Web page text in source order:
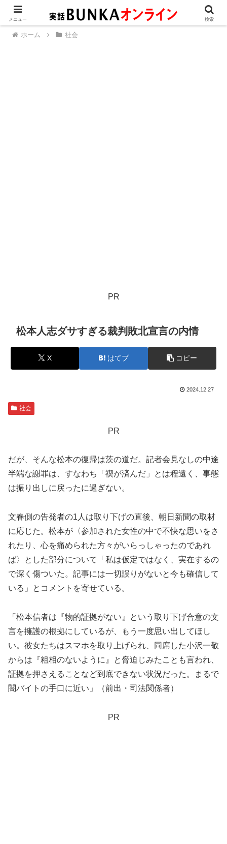
ホーム 社会
PR
松本人志ダサすぎる裁判敗北宣言の内情
X はてブ コピー
2024.12.27
社会
PR
だが、そんな松本の復帰は茨の道だ。記者会見なしの中途
半端な謝罪は、すなわち「禊が済んだ」とは程遠く、事態
は振り出しに戻ったに過ぎない。
文春側の告発者の1人は取り下げの直後、朝日新聞の取材
に応じた。松本が〈参加された女性の中で不快な思いをさ
れたり、心を痛められた方々がいらっしゃったのであれ
ば〉とした部分について「私は仮定ではなく、実在するの
で深く傷ついた。記事には一切誤りがないと今も確信して
いる」とコメントを寄せている。
「松本信者は『物的証拠がない』という取り下げ合意の文
言を擁護の根拠にしているが、もう一度思い出してほし
い。彼女たちはスマホを取り上げられ、同席した小沢一敬
からは『粗相のないように』と脅迫じみたことも言われ、
証拠を押さえることなど到底できない状況だった。まるで
闇バイトの手口に近い」（前出・司法関係者）
PR
メニュー 検索